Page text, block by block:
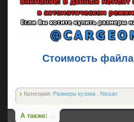
Стоимость
Категория: Размеры кузова , Nissan
А также: